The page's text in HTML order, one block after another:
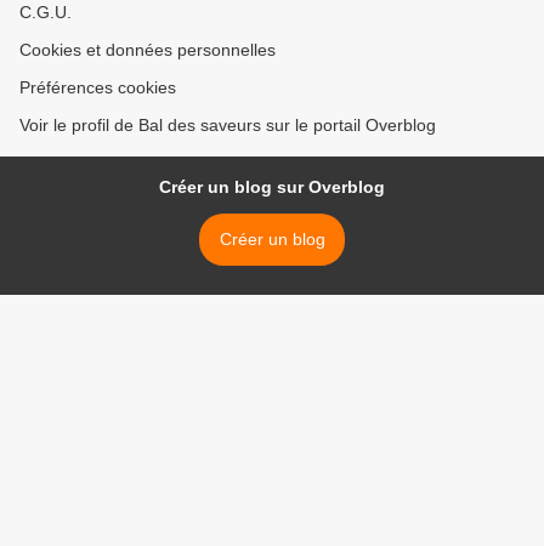
C.G.U.
Cookies et données personnelles
Préférences cookies
Voir le profil de Bal des saveurs sur le portail Overblog
Créer un blog sur Overblog
Créer un blog